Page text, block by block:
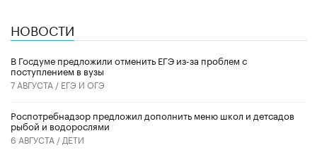
НОВОСТИ
В Госдуме предложили отменить ЕГЭ из-за проблем с
поступлением в вузы
7 АВГУСТА / ЕГЭ И ОГЭ
Роспотребнадзор предложил дополнить меню школ и детсадов
рыбой и водорослями
6 АВГУСТА / ДЕТИ